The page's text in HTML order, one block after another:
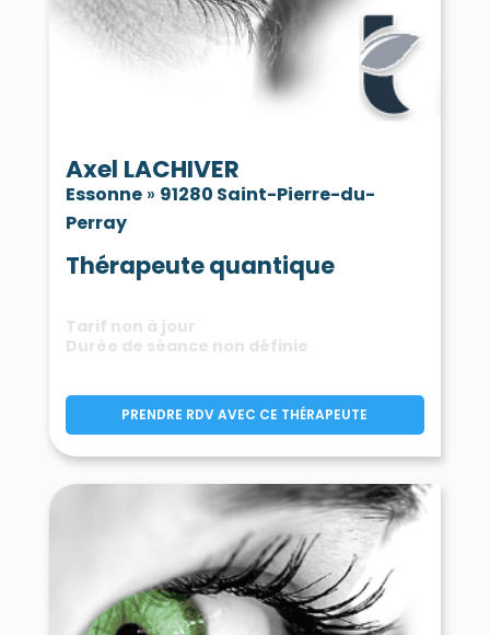
Axel LACHIVER
Essonne» 91280 Saint-Pierre-du-
Perray
Thérapeute quantique
Tarif non à jour
Durée de séance non définie
PRENDRE RDV AVEC CE THÉRAPEUTE